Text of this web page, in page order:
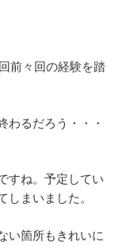
前々回の経験を踏
わるだろう・・・
すね。予定してい
しまいました。
い箇所もきれいに